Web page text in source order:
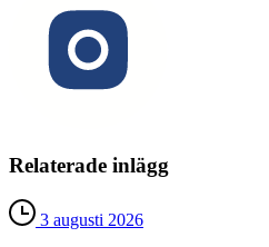
Relaterade inlägg
3 augusti 2026